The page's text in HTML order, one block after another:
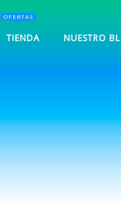
TIENDA
OFERTAS
NUESTRO